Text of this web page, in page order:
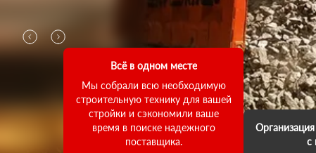
Всё в одном месте
Мы собрали всю необходимую
строительную технику для вашей
стройки и сэкономили ваше
время в поиске надежного
поставщика.
с